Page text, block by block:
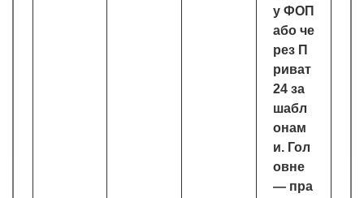
у ФОП
або че
рез П
риват
24 за
шабл
онам
и. Гол
овне
— пра